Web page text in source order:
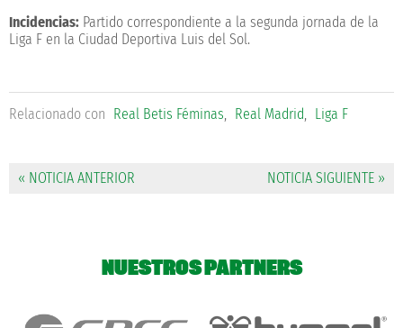
Incidencias: Partido correspondiente a la segunda jornada de la
Liga F en la Ciudad Deportiva Luis del Sol.
Relacionado con Real Betis Féminas, Real Madrid, Liga F
« NOTICIA ANTERIOR NOTICIA SIGUIENTE »
NUESTROS PARTNERS